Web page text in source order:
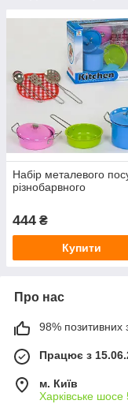
Набір металевого
різнобарвного
444 ₴
Купити
Про нас
98% позитивних з
Працює з
м. Київ
Харківське шосе